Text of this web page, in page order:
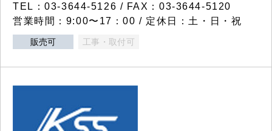
TEL：03-3644-5126 / FAX：03-3644-5120
営業時間：9:00〜17：00 / 定休日：土・日・祝
販売可 工事・取付可